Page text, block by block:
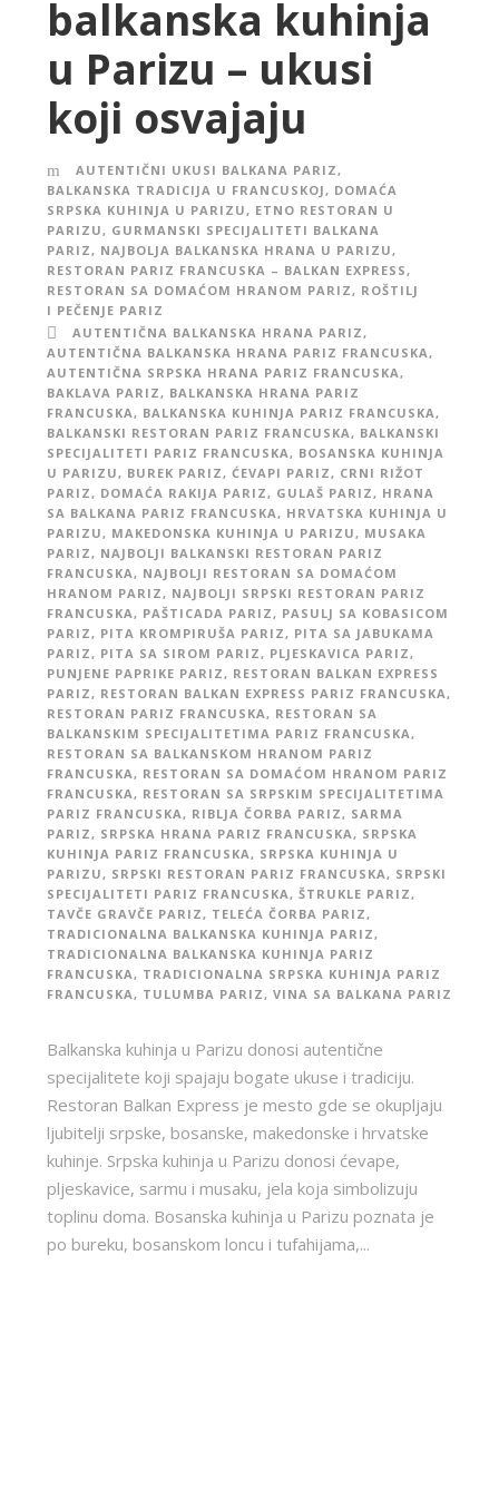
balkanska kuhinja
u Parizu – ukusi
koji osvajaju
AUTENTIČNI UKUSI BALKANA PARIZ ,
BALKANSKA TRADICIJA U FRANCUSKOJ , DOMAĆA
SRPSKA KUHINJA U PARIZU , ETNO RESTORAN U
PARIZU , GURMANSKI SPECIJALITETI BALKANA
PARIZ , NAJBOLJA BALKANSKA HRANA U PARIZU ,
RESTORAN PARIZ FRANCUSKA – BALKAN EXPRESS ,
RESTORAN SA DOMAĆOM HRANOM PARIZ , ROŠTILJ
I PEČENJE PARIZ
AUTENTIČNA BALKANSKA HRANA PARIZ ,
AUTENTIČNA BALKANSKA HRANA PARIZ FRANCUSKA ,
AUTENTIČNA SRPSKA HRANA PARIZ FRANCUSKA ,
BAKLAVA PARIZ , BALKANSKA HRANA PARIZ
FRANCUSKA , BALKANSKA KUHINJA PARIZ FRANCUSKA ,
BALKANSKI RESTORAN PARIZ FRANCUSKA , BALKANSKI
SPECIJALITETI PARIZ FRANCUSKA , BOSANSKA KUHINJA
U PARIZU , BUREK PARIZ , ĆEVAPI PARIZ , CRNI RIŽOT
PARIZ , DOMAĆA RAKIJA PARIZ , GULAŠ PARIZ , HRANA
SA BALKANA PARIZ FRANCUSKA , HRVATSKA KUHINJA U
PARIZU , MAKEDONSKA KUHINJA U PARIZU , MUSAKA
PARIZ , NAJBOLJI BALKANSKI RESTORAN PARIZ
FRANCUSKA , NAJBOLJI RESTORAN SA DOMAĆOM
HRANOM PARIZ , NAJBOLJI SRPSKI RESTORAN PARIZ
FRANCUSKA , PAŠTICADA PARIZ , PASULJ SA KOBASICOM
PARIZ , PITA KROMPIRUŠA PARIZ , PITA SA JABUKAMA
PARIZ , PITA SA SIROM PARIZ , PLJESKAVICA PARIZ ,
PUNJENE PAPRIKE PARIZ , RESTORAN BALKAN EXPRESS
PARIZ , RESTORAN BALKAN EXPRESS PARIZ FRANCUSKA ,
RESTORAN PARIZ FRANCUSKA , RESTORAN SA
BALKANSKIM SPECIJALITETIMA PARIZ FRANCUSKA ,
RESTORAN SA BALKANSKOM HRANOM PARIZ
FRANCUSKA , RESTORAN SA DOMAĆOM HRANOM PARIZ
FRANCUSKA , RESTORAN SA SRPSKIM SPECIJALITETIMA
PARIZ FRANCUSKA , RIBLJA ČORBA PARIZ , SARMA
PARIZ , SRPSKA HRANA PARIZ FRANCUSKA , SRPSKA
KUHINJA PARIZ FRANCUSKA , SRPSKA KUHINJA U
PARIZU , SRPSKI RESTORAN PARIZ FRANCUSKA , SRPSKI
SPECIJALITETI PARIZ FRANCUSKA , ŠTRUKLE PARIZ ,
TAVČE GRAVČE PARIZ , TELEĆA ČORBA PARIZ ,
TRADICIONALNA BALKANSKA KUHINJA PARIZ ,
TRADICIONALNA BALKANSKA KUHINJA PARIZ
FRANCUSKA , TRADICIONALNA SRPSKA KUHINJA PARIZ
FRANCUSKA , TULUMBA PARIZ , VINA SA BALKANA PARIZ
Balkanska kuhinja u Parizu donosi autentične
specijalitete koji spajaju bogate ukuse i tradiciju.
Restoran Balkan Express je mesto gde se okupljaju
ljubitelji srpske, bosanske, makedonske i hrvatske
kuhinje. Srpska kuhinja u Parizu donosi ćevape,
pljeskavice, sarmu i musaku, jela koja simbolizuju
toplinu doma. Bosanska kuhinja u Parizu poznata je
po bureku, bosanskom loncu i tufahijama,...